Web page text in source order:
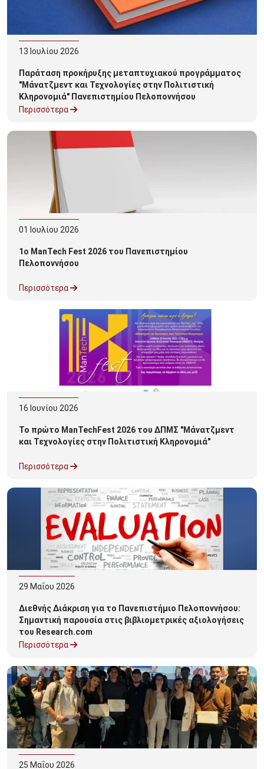
13 Ιουλίου 2026
Παράταση προκήρυξης μεταπτυχιακού προγράμματος
"Μάνατζμεντ και Τεχνολογίες στην Πολιτιστική
Κληρονομιά" Πανεπιστημίου Πελοποννήσου
Περισσότερα
01 Ιουλίου 2026
1ο ManTech Fest 2026 του Πανεπιστημίου
Πελοποννήσου
Περισσότερα
16 Ιουνίου 2026
Το πρώτο ManTechFest 2026 του ΔΠΜΣ "Μάνατζμεντ
και Τεχνολογίες στην Πολιτιστική Κληρονομιά"
Περισσότερα
29 Μαΐου 2026
Διεθνής Διάκριση για το Πανεπιστήμιο Πελοποννήσου:
Σημαντική παρουσία στις βιβλιομετρικές αξιολογήσεις
του Research.com
Περισσότερα
25 Μαΐου 2026